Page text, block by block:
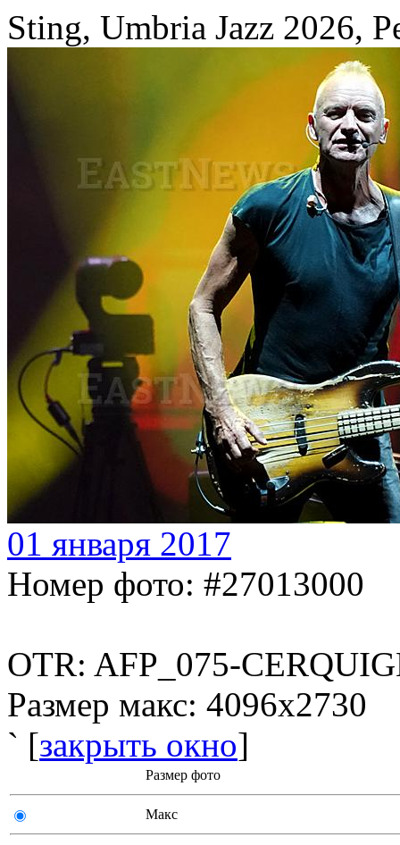
Sting, Umbria Jazz 2026,
01 января 2017
Номер фото: #27013000
OTR: AFP_075-
Размер макс: 4096x2730
` [закрыть окно]
Размер фото
Макс